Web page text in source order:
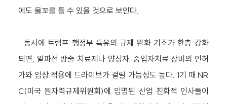
에도 물꼬를 틀 수 있을 것으로 보인다.
동시에 트럼프 행정부 특유의 규제 완화 기조가 한층 강화
되면, 알파선 방출 치료제나 양성자·중입자치료 장비의 인허
가와 임상 적용에 드라이브가 걸릴 가능성도 높다. 1기 때 NR
C(미국 원자력규제위원회)에 임명된 산업 친화적 인사들이